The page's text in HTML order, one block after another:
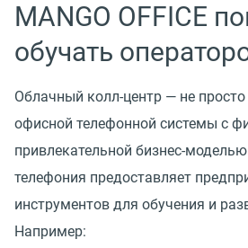
MANGO OFFICE
обучать
Облачный колл-центр — не
офисной телефонной системы с
привлекательной бизнес-
телефония предоставляет
инструментов для обучения и
Например: